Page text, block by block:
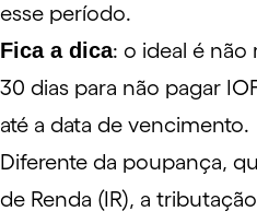
esse período.
Fica a dica: o ideal é não
30 dias para não pagar
até a data de vencimento.
Diferente da poupança,
de Renda (IR), a